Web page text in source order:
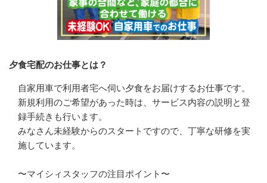
夕食宅配のお仕事とは？
自家用車で利用者宅へ伺い夕食をお届けするお仕事です。
新規利用のご希望があった時は、サービス内容の説明と登
録手続きも行います。
みなさん未経験からのスタートですので、丁寧な研修を実
施しています。
〜マイシィスタッフの注目ポイント〜